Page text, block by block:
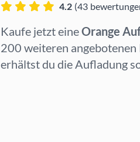
4.2 (43
Kaufe jetzt eineOrange
200 weiteren
erhältst du die Aufladung